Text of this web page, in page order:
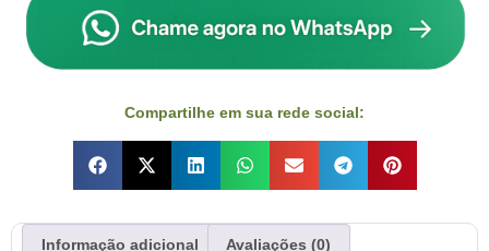
Compartilhe em sua rede social:
Informação adicional Avaliações (0)